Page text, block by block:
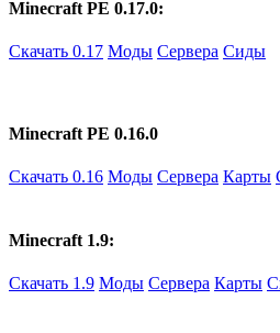
Minecraft PE 0.17.0:
Скачать 0.17 Моды Сервера Сиды
Minecraft PE 0.16.0
Скачать 0.16 Моды Сервера Карты
Minecraft 1.9:
Скачать 1.9 Моды Сервера Карты